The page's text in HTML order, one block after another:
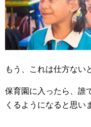
もう、これは仕方ない
保育園に入ったら、誰
くるようになると思い